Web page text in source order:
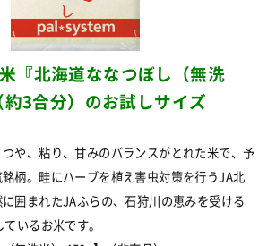
『北海道ななつぼし（無洗
3合分）のお試しサイズ
や、粘り、甘みのバランスがとれた米で、予
柄。畦にハーブを植え害虫対策を行うJA北
囲まれたJAふらの、石狩川の恵みを受ける
いるお米です。